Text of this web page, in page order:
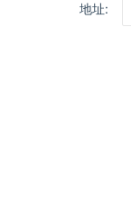
地址: